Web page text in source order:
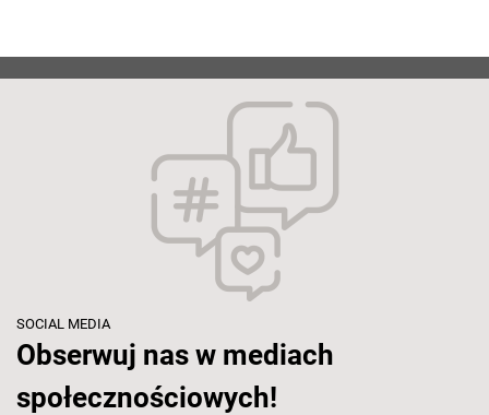
SOCIAL MEDIA
Obserwuj nas w mediach
społecznościowych!